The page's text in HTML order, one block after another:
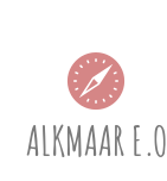
ALKMAAR E.O